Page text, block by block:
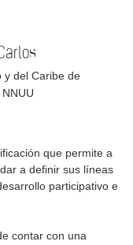
y del Caribe de
que permite a
a definir sus líneas
participativo e
contar con una